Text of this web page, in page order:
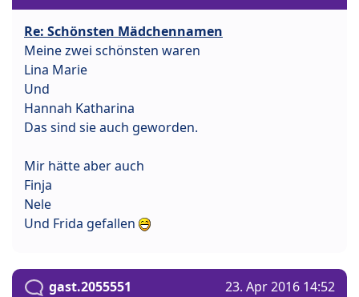
Re: Schönsten Mädchennamen
Meine zwei schönsten waren
Lina Marie
Und
Hannah Katharina
Das sind sie auch geworden.
Mir hätte aber auch
Finja
Nele
Und Frida gefallen
gast.2055551 23. Apr 2016 14:52